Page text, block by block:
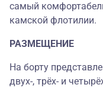
самый
камской флотилии.
РАЗМЕЩЕНИЕ
На борту
двух-, трёх- и